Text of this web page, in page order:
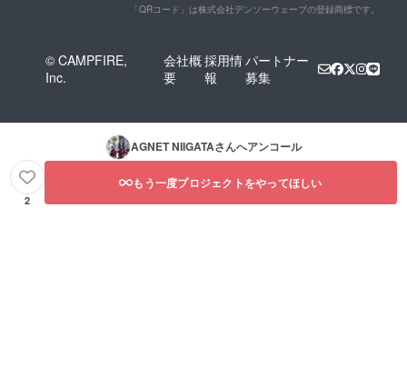
「QRコード」は株式会社デンソーウェーブの登録商標です。
© CAMPFIRE,
Inc.
会社概
要
採用情
報
パートナー
募集
AGNET NIIGATAさんへアンコール
2
もう一度プロジェクトをやってほしい